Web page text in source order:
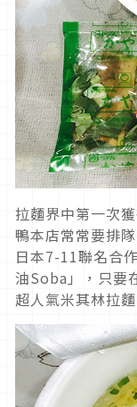
拉麵界中第一次
鴨本店常常要排
日本7-11聯名合
油Soba」，只要
超人氣米其林拉